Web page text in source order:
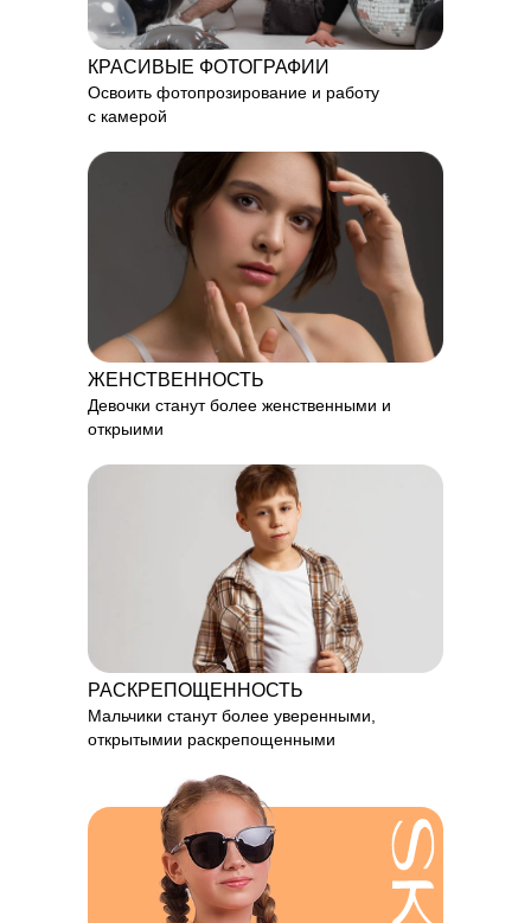
КРАСИВЫЕ ФОТОГРАФИИ
Освоить фотопрозирование и работу
с камерой
ЖЕНСТВЕННОСТЬ
Девочки станут более женственными и
открыими
РАСКРЕПОЩЕННОСТЬ
Мальчики станут более уверенными,
открытымии раскрепощенными